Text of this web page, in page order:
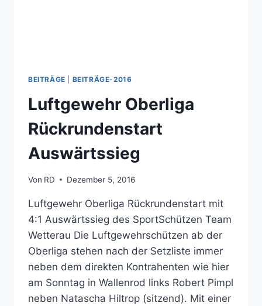
BEITRÄGE BEITRÄGE-2016
Luftgewehr Oberliga
Rückrundenstart
Auswärtssieg
Von RD Dezember 5, 2016
Luftgewehr Oberliga Rückrundenstart mit
4:1 Auswärtssieg des SportSchützen Team
Wetterau Die Luftgewehrschützen ab der
Oberliga stehen nach der Setzliste immer
neben dem direkten Kontrahenten wie hier
am Sonntag in Wallenrod links Robert Pimpl
neben Natascha Hiltrop (sitzend). Mit einer